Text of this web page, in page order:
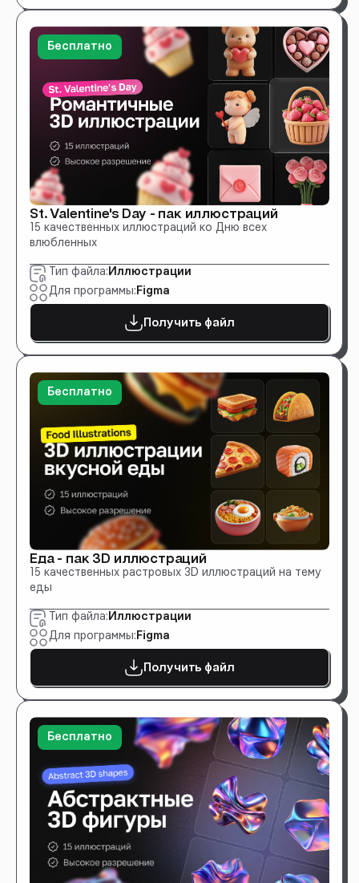
Бесплатно
St. Valentine's Day - пак иллюстраций
15 качественных иллюстраций ко Дню всех
влюбленных
Тип файла: Иллюстрации
Для программы: Figma
Получить файл
Бесплатно
Еда - пак 3D иллюстраций
15 качественных растровых 3D иллюстраций на тему
еды
Тип файла: Иллюстрации
Для программы: Figma
Получить файл
Бесплатно